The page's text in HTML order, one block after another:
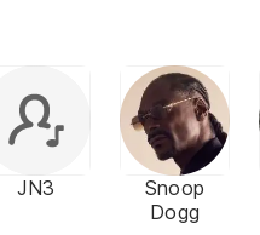
JN3
Snoop
Dogg